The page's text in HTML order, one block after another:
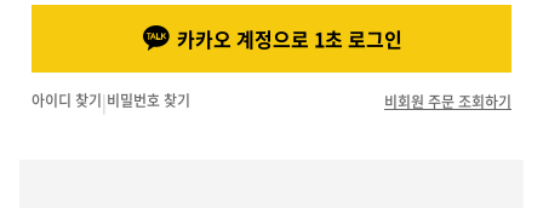
카카오 계정으로 1초 로그인
아이디 찾기|비밀번호 찾기 비회원 주문 조회하기